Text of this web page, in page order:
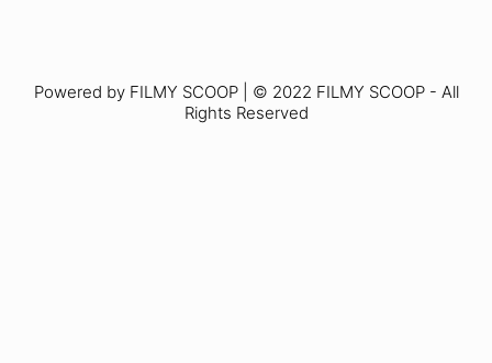
Powered by FILMY SCOOP | © 2022 FILMY SCOOP - All
Rights Reserved